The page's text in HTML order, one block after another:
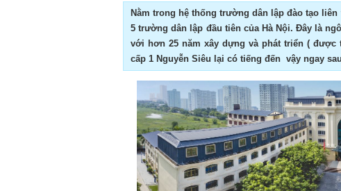
Nằm trong hệ thống trường dân lập đào tạo liên
5 trường dân lập đầu tiên của Hà Nội. Đây là
với hơn 25 năm xây dựng và phát triển (
cấp 1 Nguyễn Siêu lại có tiếng đến vậy ngay